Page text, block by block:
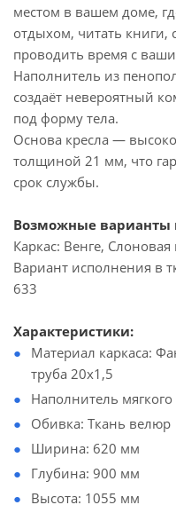
местом в вашем доме,
отдыхом, читать
проводить время с
Наполнитель из
создаёт невероятный
под форму тела.
Основа кресла —
толщиной 21 мм, что
срок службы.
Возможные варианты
Каркас: Венге,
Вариант исполнения в
633
Характеристики:
Материал каркаса:
труба 20х1,5
Наполнитель
Обивка: Ткань велюр
Ширина: 620 мм
Глубина: 900 мм
Высота: 1055 мм